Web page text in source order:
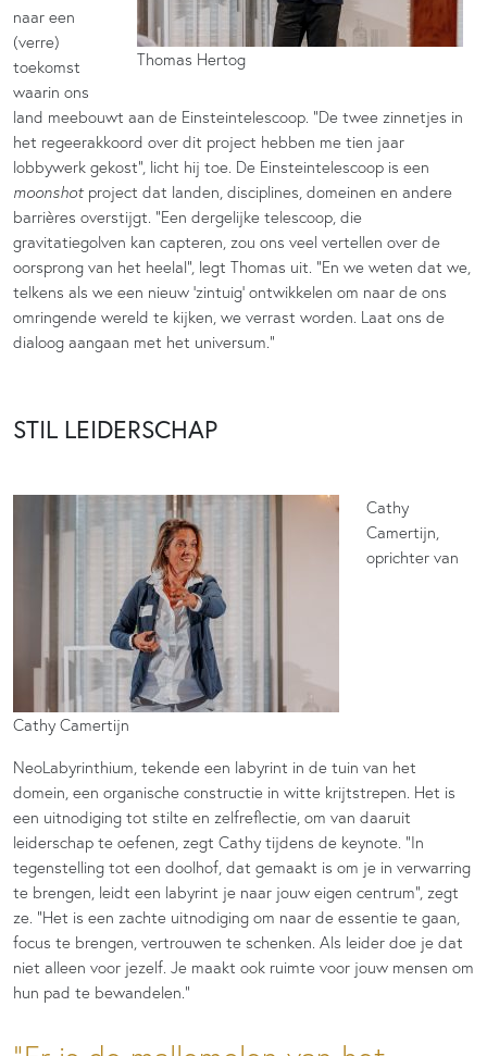
Thomas Hertog
naar een
(verre)
toekomst
waarin ons
land meebouwt aan de Einsteintelescoop. “De twee zinnetjes in
het regeerakkoord over dit project hebben me tien jaar
lobbywerk gekost”, licht hij toe. De Einsteintelescoop is een
moonshot project dat landen, disciplines, domeinen en andere
barrières overstijgt. “Een dergelijke telescoop, die
gravitatiegolven kan capteren, zou ons veel vertellen over de
oorsprong van het heelal”, legt Thomas uit. “En we weten dat we,
telkens als we een nieuw ‘zintuig’ ontwikkelen om naar de ons
omringende wereld te kijken, we verrast worden. Laat ons de
dialoog aangaan met het universum.”
STIL LEIDERSCHAP
Cathy Camertijn
Cathy
Camertijn,
oprichter van
NeoLabyrinthium, tekende een labyrint in de tuin van het
domein, een organische constructie in witte krijtstrepen. Het is
een uitnodiging tot stilte en zelfreflectie, om van daaruit
leiderschap te oefenen, zegt Cathy tijdens de keynote. “In
tegenstelling tot een doolhof, dat gemaakt is om je in verwarring
te brengen, leidt een labyrint je naar jouw eigen centrum”, zegt
ze. “Het is een zachte uitnodiging om naar de essentie te gaan,
focus te brengen, vertrouwen te schenken. Als leider doe je dat
niet alleen voor jezelf. Je maakt ook ruimte voor jouw mensen om
hun pad te bewandelen.”